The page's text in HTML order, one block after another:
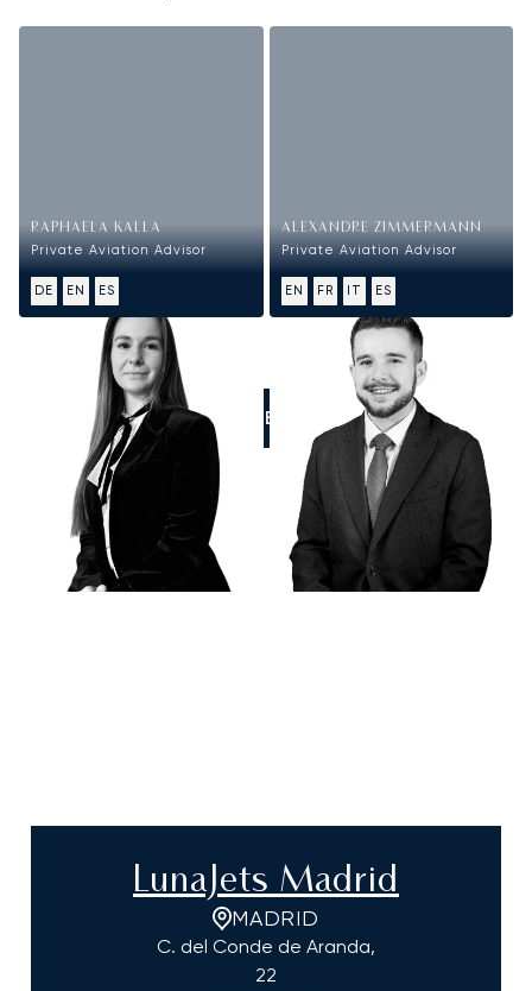
RAPHAELA KALLA
Private Aviation Advisor
DE EN ES
ALEXANDRE ZIMMERMANN
Private Aviation Advisor
EN FR IT ES
LLÁMENOS
LunaJets Madrid
MADRID
C. del Conde de Aranda,
22